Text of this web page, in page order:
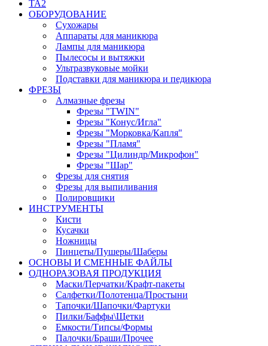
TA2
ОБОРУДОВАНИЕ
Сухожары
Аппараты для маникюра
Лампы для маникюра
Пылесосы и вытяжки
Ультразвуковые мойки
Подставки для маникюра и педикюра
ФРЕЗЫ
Алмазные фрезы
Фрезы "TWIN"
Фрезы "Конус/Игла"
Фрезы "Морковка/Капля"
Фрезы "Пламя"
Фрезы "Цилиндр/Микрофон"
Фрезы "Шар"
Фрезы для снятия
Фрезы для выпиливания
Полировщики
ИНСТРУМЕНТЫ
Кисти
Кусачки
Ножницы
Пинцеты/Пушеры/Шаберы
ОСНОВЫ И СМЕННЫЕ ФАЙЛЫ
ОДНОРАЗОВАЯ ПРОДУКЦИЯ
Маски/Перчатки/Крафт-пакеты
Салфетки/Полотенца/Простыни
Тапочки/Шапочки/Фартуки
Пилки/Баффы\Щетки
Емкости/Типсы/Формы
Палочки/Браши/Прочее